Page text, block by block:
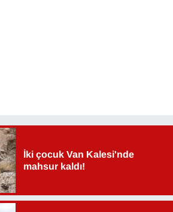
İki çocuk Van Kalesi'nde
mahsur kaldı!